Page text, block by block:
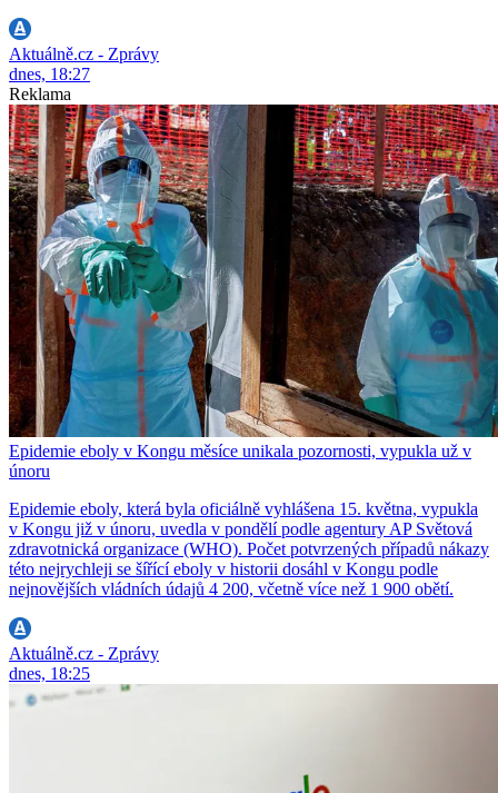
Aktuálně.cz - Zprávy
dnes, 18:27
Reklama
Epidemie eboly v Kongu měsíce unikala pozornosti, vypukla už v
únoru
Epidemie eboly, která byla oficiálně vyhlášena 15. května, vypukla
v Kongu již v únoru, uvedla v pondělí podle agentury AP Světová
zdravotnická organizace (WHO). Počet potvrzených případů nákazy
této nejrychleji se šířící eboly v historii dosáhl v Kongu podle
nejnovějších vládních údajů 4 200, včetně více než 1 900 obětí.
Aktuálně.cz - Zprávy
dnes, 18:25